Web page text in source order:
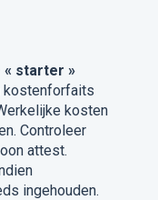
starter »
kostenforfaits
kosten
Controleer
attest.
ingehouden.